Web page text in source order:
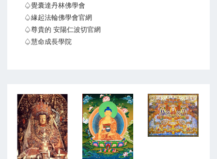
♤覺囊達丹林佛學會
♤緣起法輪佛學會官網
♤尊貴的 安陽仁波切官網
♤慧命成長學院